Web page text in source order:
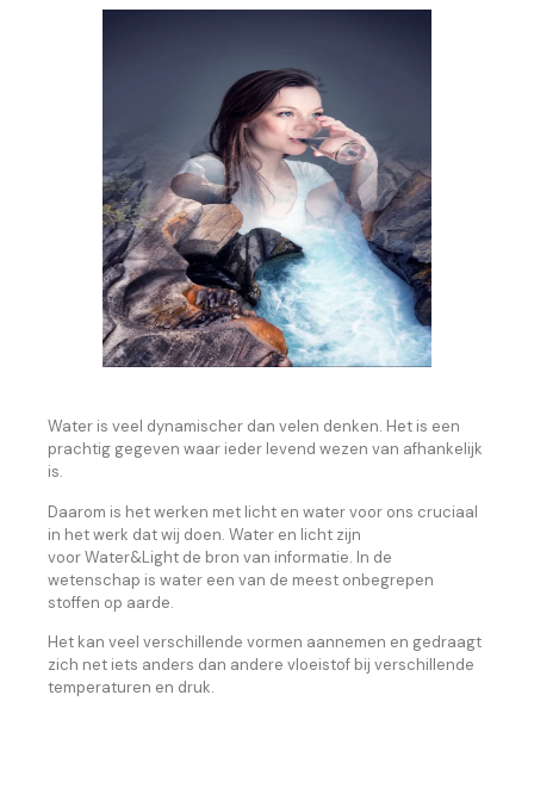
Water is veel dynamischer dan velen denken. Het is een
prachtig gegeven waar ieder levend wezen van afhankelijk
is.
Daarom is het werken met licht en water voor ons cruciaal
in het werk dat wij doen. Water en licht zijn
voor Water&Light de bron van informatie. In de
wetenschap is water een van de meest onbegrepen
stoffen op aarde.
Het kan veel verschillende vormen aannemen en gedraagt
zich net iets anders dan andere vloeistof bij verschillende
temperaturen en druk.